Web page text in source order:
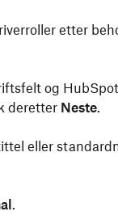
etter
og
deretter Neste.
eller
.